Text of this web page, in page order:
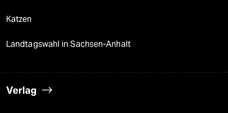
Katzen
Landtagswahl in Sachsen-Anhalt
Verlag